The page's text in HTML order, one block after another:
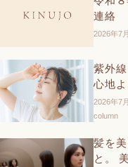
連絡
2026年7
紫外
心地
2026年7
column
髪を
と。